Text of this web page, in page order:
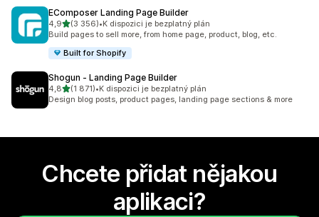
EComposer Landing Page Builder
4,9z 5 hvězd
(3 356)
Celkový počet recenzí: 3356
•K dispozici je bezplatný plán
Build pages to sell more, from home page, product, blog, etc.
Built for Shopify
Shogun ‑ Landing Page Builder
4,8z 5 hvězd
(1 871)
Celkový počet recenzí: 1871
•K dispozici je bezplatný plán
Design blog posts, product pages, landing page sections & more
Chcete přidat nějakou
aplikaci?